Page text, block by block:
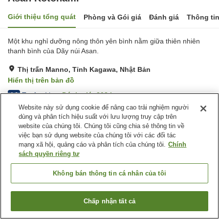
Giới thiệu tổng quát Phòng và Gói giá Đánh giá Thông
Một khu nghỉ dưỡng nông thôn yên bình nằm giữa thiên nhiên
thanh bình của Dãy núi Asan.
Thị trấn Manno, Tỉnh Kagawa, Nhật Bản
Hiển thị trên bản đồ
4.6 Tuyệt vời Đánh giá:308lượt
Tiện nghi chỗ nghỉ
Bãi đỗ xe
Bể sục
Xông hơi
Spa / Salon
Nhật Bản Tỉnh Kagawa
Thị trấn Manno
Asan Kotonami
Tìm phòng trống
Website này sử dụng cookie để nâng cao trải nghiệm người
dùng và phân tích hiệu suất với lưu lượng truy cập trên
website của chúng tôi. Chúng tôi cũng chia sẻ thông tin về
việc bạn sử dụng website của chúng tôi với các đối tác
mạng xã hội, quảng cáo và phân tích của chúng tôi. Chính
sách quyền riêng tư
Không bán thông tin cá nhân của tôi
Chấp nhận tất cả